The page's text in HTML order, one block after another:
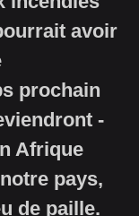
avoir
prochain
-
Afrique
pays,
de paille.